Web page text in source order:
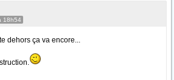
18h54
dehors ça va encore...